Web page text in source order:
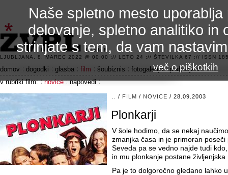
3.2 alfa R
LJUBLJANA, 8. MAREC 2022 @ 00:00 :// LETO 24 :// ŠTEVILKA 67 :// ISSN
domov dogodki glasba film šoubiznis fotogalerije
področje 42
v rubriki film:
novice napovedi
/ FILM / NOVICE / 28.09.2003
Plonkarji
V šole hodimo, da se nekaj
zmanjka časa in je primoran
Seveda pa se vedno najde tudi
in mu plonkanje postane življenjska
Pa je to dolgoročno gledano lahko
Naše spletno mesto
delovanje, spletno analitiko in
strinjate s tem, da vam
več o piškotkih